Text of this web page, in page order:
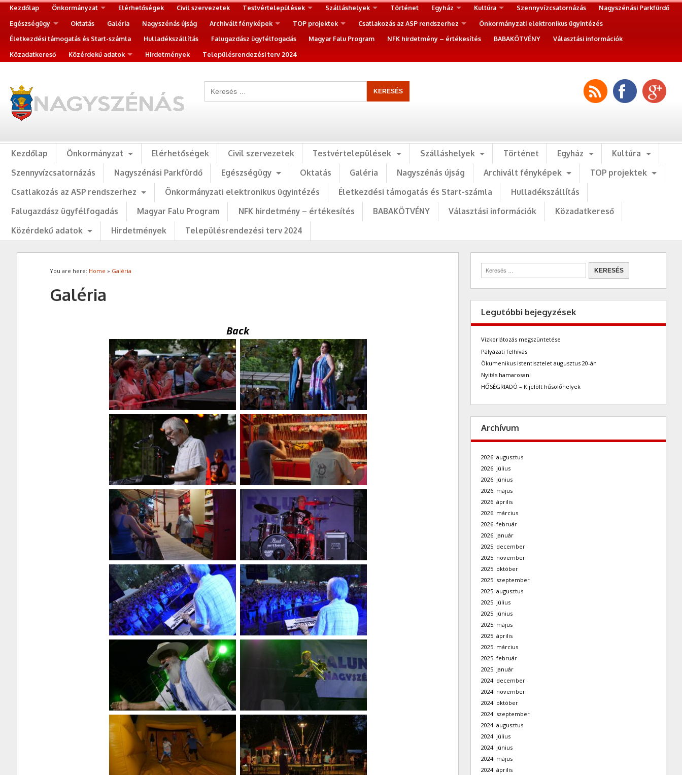
Kezdőlap Önkormányzat Elérhetőségek Civil szervezetek Testvértelepülések Szálláshelyek Történet Egyház Kultúra Szennyvízcsatornázás
Nagyszénási Parkfürdő
Egészségügy
Oktatás Galéria Nagyszénás újság Archivált fényképek TOP projektek Csatlakozás az ASP rendszerhez
Önkormányzati elektronikus ügyintézés
Életkezdési támogatás és Start-számla
Hulladékszállítás Falugazdász ügyfélfogadás Magyar Falu Program NFK hirdetmény – értékesítés BABAKÖTVÉNY
Választási információk
Közadatkereső
Közérdekű adatok Hirdetmények Településrendezési terv 2024
Kezdőlap Önkormányzat Elérhetőségek Civil szervezetek Testvértelepülések Szálláshelyek Történet Egyház
Kultúra
Szennyvízcsatornázás
Nagyszénási Parkfürdő Egészségügy Oktatás Galéria Nagyszénás újság Archivált fényképek
TOP projektek
Csatlakozás az ASP rendszerhez
Önkormányzati elektronikus ügyintézés Életkezdési támogatás és Start-számla
Hulladékszállítás
Falugazdász ügyfélfogadás
Magyar Falu Program NFK hirdetmény – értékesítés BABAKÖTVÉNY Választási információk
Közadatkereső
Közérdekű adatok
Hirdetmények Településrendezési terv 2024
You are here: Home » Galéria
Galéria
Back
Legutóbbi bejegyzések
Vízkorlátozás megszüntetése
Pályázati felhívás
Ökumenikus istentisztelet augusztus 20-án
Nyitás hamarosan!
HŐSÉGRIADÓ – Kijelölt hűsölőhelyek
Archívum
2026. augusztus
2026. július
2026. június
2026. május
2026. április
2026. március
2026. február
2026. január
2025. december
2025. november
2025. október
2025. szeptember
2025. augusztus
2025. július
2025. június
2025. május
2025. április
2025. március
2025. február
2025. január
2024. december
2024. november
2024. október
2024. szeptember
2024. augusztus
2024. július
2024. június
2024. május
2024. április